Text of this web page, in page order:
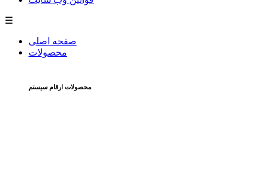
☰
صفحه اصلی
محصولات
محصولات ارقام سیستم